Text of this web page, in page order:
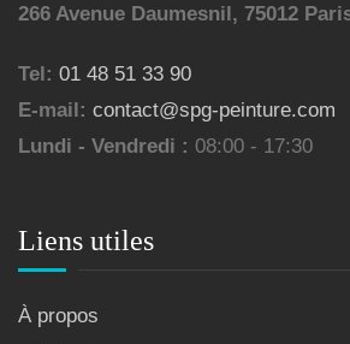
266 Avenue Daumesnil, 75012
Tel: 01 48 51 33 90
E-mail: contact@spg-peinture.com
Lundi - Vendredi : 08:00 - 17:30
Liens utiles
À propos